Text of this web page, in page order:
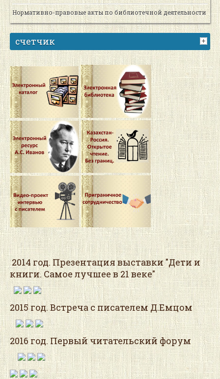
Нормативно-правовые акты по библиотечной деятельности
счетчик
2014 год. Презентация выставки "Дети и
книги. Самое лучшее в 21 веке"
2015 год. Встреча с писателем Д.Емцом
2016 год. Первый читательский форум